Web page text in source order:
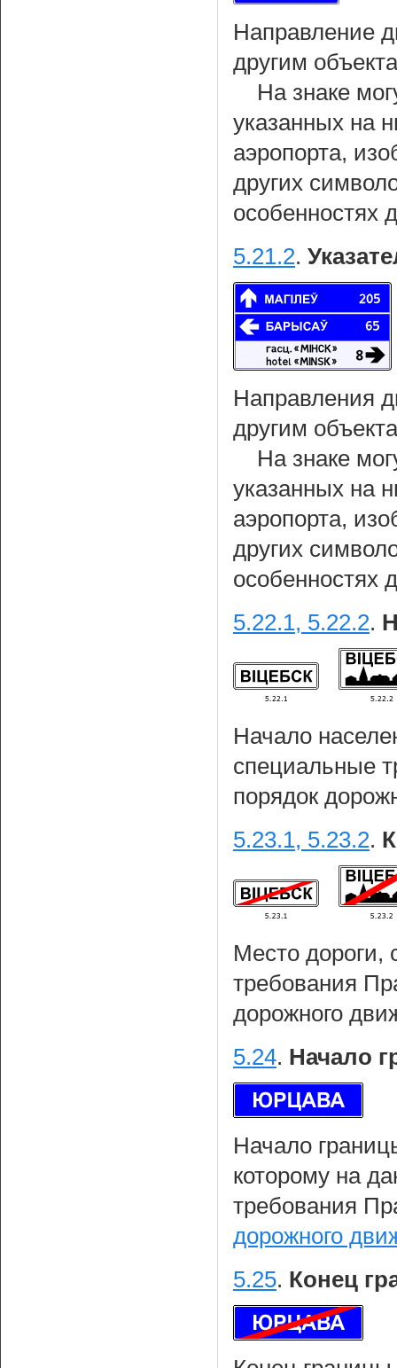
Направление
другим
На знаке
указанных на
аэропорта,
других
особенностях
5.21.2.
Направления
другим
На знаке
указанных на
аэропорта,
других
особенностях
5.22.1, 5.22.2.
Начало
специальные
порядок
5.23.1, 5.23.2.
Место дороги,
требования
дорожного
5.24. Начало
Начало
которому на
требования
дорожного
5.25. Конец